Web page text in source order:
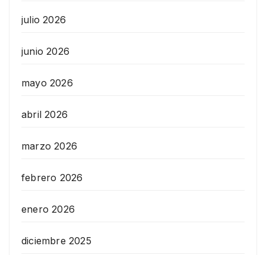
julio 2026
junio 2026
mayo 2026
abril 2026
marzo 2026
febrero 2026
enero 2026
diciembre 2025